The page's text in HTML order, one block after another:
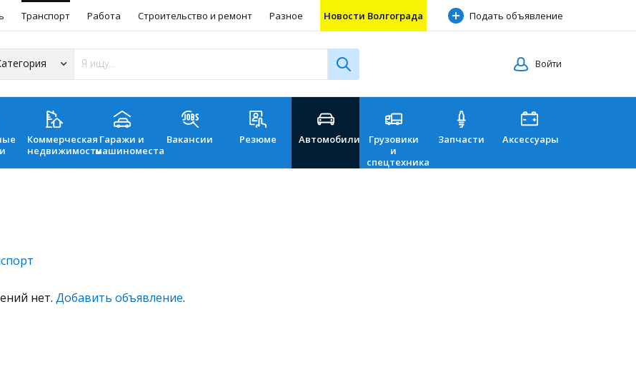
Транспорт Работа Строительство и ремонт Разное Новости Волгограда Подать объявление
Войти
Коммерческая
недвижимость
Гаражи и
машиноместа
Вакансии Резюме Автомобили
Грузовики
и
спецтехника
Запчасти Аксессуары
нет. Добавить объявление.